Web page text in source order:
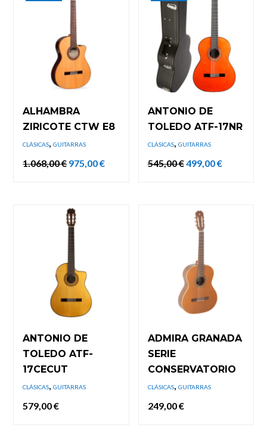
ALHAMBRA
ZIRICOTE CTW E8
CLÁSICAS,GUITARRAS
1.068,00€El
precio
975,00€El
ANTONIO DE
TOLEDO ATF-17NR
CLÁSICAS, GUITARRAS
545,00€El
precio
499,00€El
ANTONIO DE
TOLEDO ATF-
17CECUT
CLÁSICAS,GUITARRAS
579,00€
ADMIRA GRANADA
SERIE
CONSERVATORIO
CLÁSICAS, GUITARRAS
249,00€